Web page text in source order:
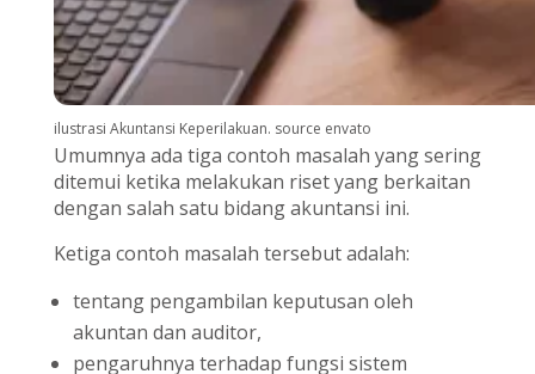
ilustrasi Akuntansi Keperilakuan. source envato
Umumnya ada tiga contoh masalah yang sering
ditemui ketika melakukan riset yang berkaitan
dengan salah satu bidang akuntansi ini.
Ketiga contoh masalah tersebut adalah:
tentang pengambilan keputusan oleh
akuntan dan auditor,
pengaruhnya terhadap fungsi sistem